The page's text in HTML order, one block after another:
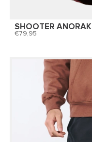
SHOOTER ANORAK
79,95